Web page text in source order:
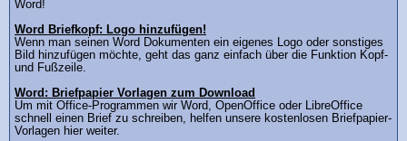
Word!
Word Briefkopf: Logo hinzufügen!
Wenn man seinen Word Dokumenten ein eigenes Logo oder sonstiges
Bild hinzufügen möchte, geht das ganz einfach über die Funktion Kopf-
und Fußzeile.
Word: Briefpapier Vorlagen zum Download
Um mit Office-Programmen wir Word, OpenOffice oder LibreOffice
schnell einen Brief zu schreiben, helfen unsere kostenlosen Briefpapier-
Vorlagen hier weiter.